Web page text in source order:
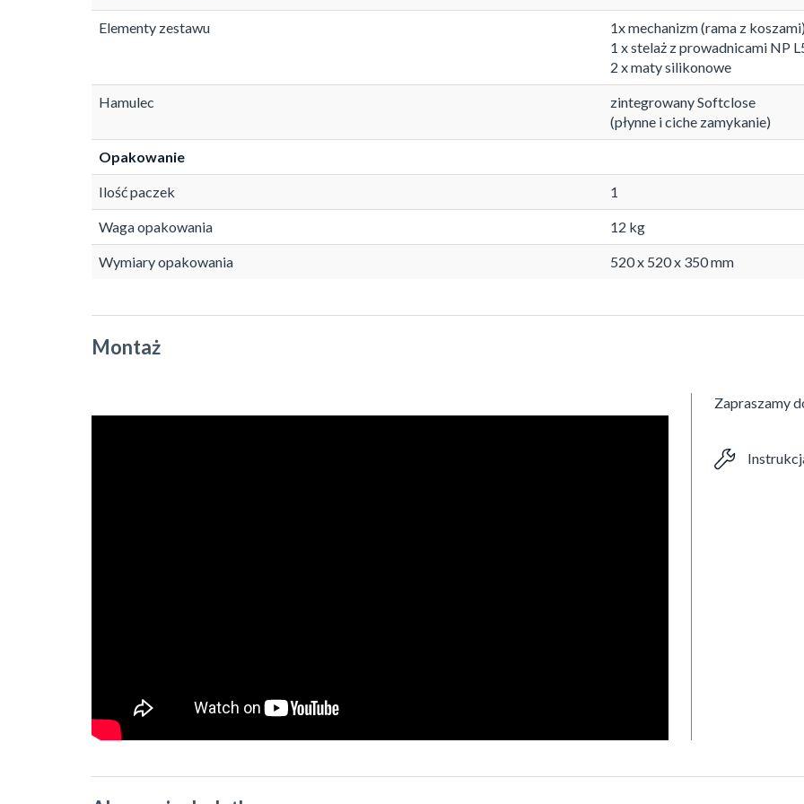
Elementy zestawu
1x mechanizm (rama z koszami)
1 x stelaż z prowadnicami NP
2 x maty silikonowe
Hamulec
zintegrowany Softclose
(płynne i ciche zamykanie)
Opakowanie
Ilość paczek 1
Waga opakowania 12 kg
Wymiary opakowania 520 x 520 x 350 mm
Montaż
Zapraszamy